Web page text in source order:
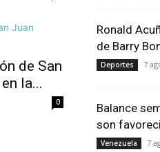
de San
la...
0
Ronald
de Barry
Deportes 7
Balance
son
Venezuela 7